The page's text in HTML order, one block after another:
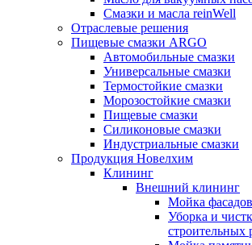
Смазки и масла reinWell
Отраслевые решения
Пищевые смазки ARGO
Автомобильные смазки
Универсальные смазки
Термостойкие смазки
Морозостойкие смазки
Пищевые смазки
Силиконовые смазки
Индустриальные смазки
Продукция Новелхим
Клининг
Внешний клининг
Мойка
Уборка и
строительных